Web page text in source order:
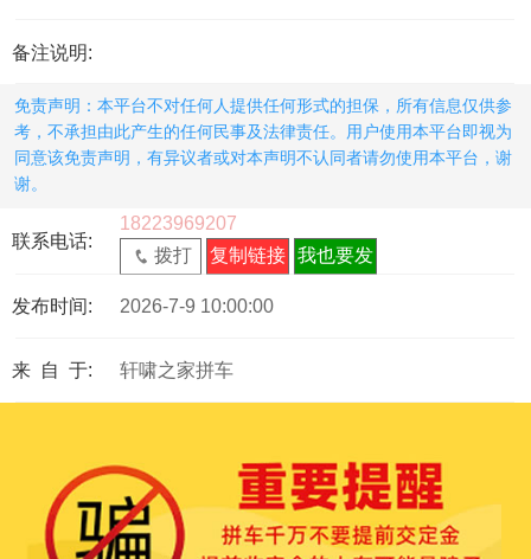
备注说明:
免责声明：本平台不对任何人提供任何形式的担保，所有信息仅供参
考，不承担由此产生的任何民事及法律责任。用户使用本平台即视为
同意该免责声明，有异议者或对本声明不认同者请勿使用本平台，谢
谢。
联系电话:
18223969207
拨打
复制链接 我也要发
发布时间: 2026-7-9 10:00:00
来 自 于: 轩啸之家拼车